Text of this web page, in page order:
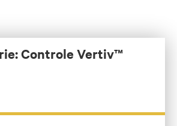
de produtos para uma variedade de
de produto de DC Power. Ele é atualmente
pelo desenvolvimento da plataforma
de controle de planta externa e DC power e
Controle Vertiv™